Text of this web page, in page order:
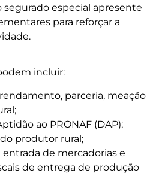
especial apresente
para reforçar a
incluir:
parceria, meação
ao PRONAF (DAP);
produtor rural;
entrada de mercadorias e
de entrega de produção